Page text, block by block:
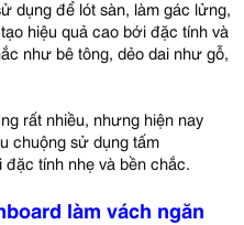
dụng để lót sàn, làm gác lửng,
hiệu quả cao bới đặc tính và
như bê tông, dẻo dai như gỗ,
rất nhiều, nhưng hiện nay
chuộng sử dụng tấm
tính nhẹ và bền chắc.
làm vách ngăn